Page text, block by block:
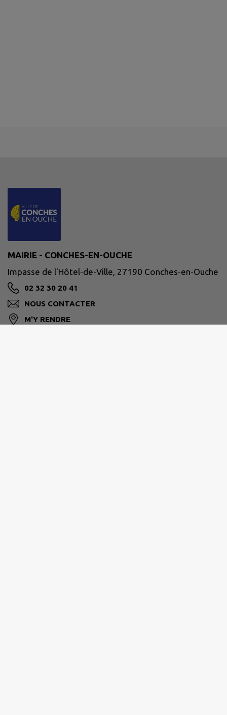
MAIRIE - CONCHES-EN-OUCHE
Impasse de l'Hôtel-de-Ville, 27190 Conches-en-Ouche
02 32 30 20 41
NOUS CONTACTER
M'Y RENDRE